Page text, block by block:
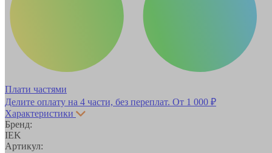
Плати частями
Делите оплату на 4 части, без переплат. От 1 000 ₽
Характеристики
Бренд:
IEK
Артикул: